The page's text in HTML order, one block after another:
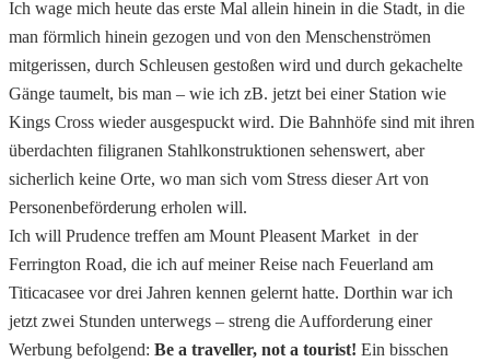
Ich wage mich heute das erste Mal allein hinein in die Stadt, in die
man förmlich hinein gezogen und von den Menschenströmen
mitgerissen, durch Schleusen gestoßen wird und durch gekachelte
Gänge taumelt, bis man – wie ich zB. jetzt bei einer Station wie
Kings Cross wieder ausgespuckt wird. Die Bahnhöfe sind mit ihren
überdachten filigranen Stahlkonstruktionen sehenswert, aber
sicherlich keine Orte, wo man sich vom Stress dieser Art von
Personenbeförderung erholen will.
Ich will Prudence treffen am Mount Pleasent Market in der
Ferrington Road, die ich auf meiner Reise nach Feuerland am
Titicacasee vor drei Jahren kennen gelernt hatte. Dorthin war ich
jetzt zwei Stunden unterwegs – streng die Aufforderung einer
Werbung befolgend: Be a traveller, not a tourist! Ein bisschen